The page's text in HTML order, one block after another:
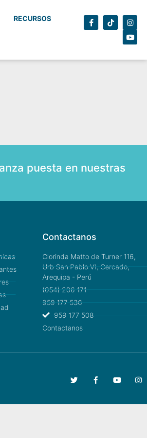
RECURSOS
puesta en nuestras
Contactanos
Clorinda Matto de Turner 116,
Urb San Pablo VI, Cercado,
Arequipa - Perú
(054) 206 171
959 177 536
959 177 508
Contactanos